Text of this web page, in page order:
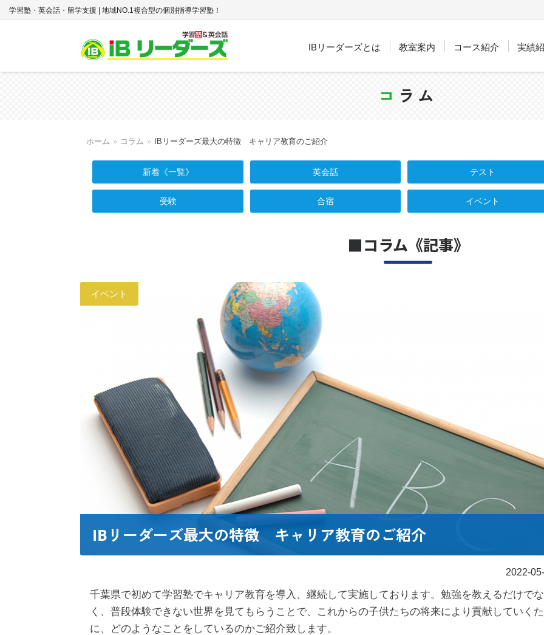
学習塾・英会話・留学支援 | 地域NO.1複合型の個別指導学習塾！
塾＋英会話 ｜ IBリ
IBリーダーズとは 教室案内 コース紹介 実績
コ ラム
ホーム » コラム » IBリーダーズ最大の特徴 キャリア教育のご紹介
新着《一覧》 英会話 テスト
受験 合宿 イベント
■コラム《記事》
イベント
IBリーダーズ最大の特徴 キャリア教育のご紹介
2022-
千葉県で初めて学習塾でキャリア教育を導入、継続して実施しております。勉強を教えるだけでな
く、普段体験できない世界を見てもらうことで、これからの子供たちの将来により貢献していく
に、どのようなことをしているのかご紹介致します。